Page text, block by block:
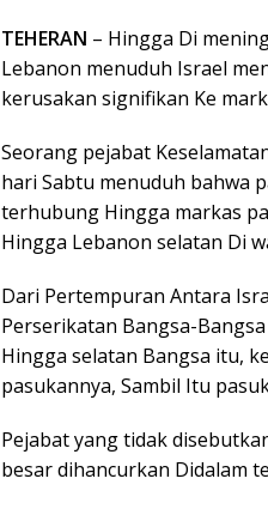
TEHERAN – Hingga Di
Lebanon menuduh Israel
kerusakan signifikan Ke
Seorang pejabat
hari Sabtu menuduh bahwa
terhubung Hingga markas
Hingga Lebanon selatan Di
Dari Pertempuran Antara
Perserikatan Bangsa-
Hingga selatan Bangsa itu,
pasukannya, Sambil Itu
Pejabat yang tidak
besar dihancurkan Didalam